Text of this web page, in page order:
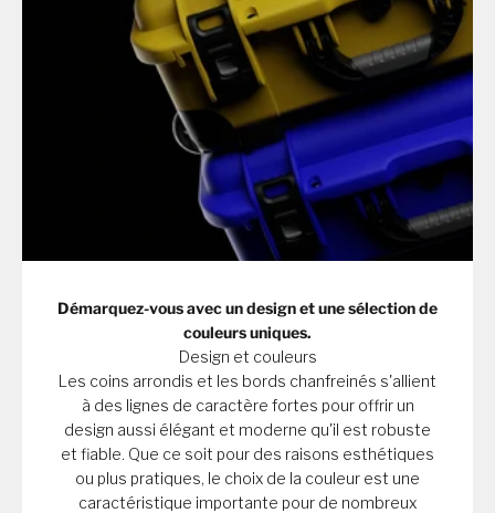
Démarquez-vous avec un design et une sélection de
couleurs uniques.
Design et couleurs
Les coins arrondis et les bords chanfreinés s'allient
à des lignes de caractère fortes pour offrir un
design aussi élégant et moderne qu'il est robuste
et fiable. Que ce soit pour des raisons esthétiques
ou plus pratiques, le choix de la couleur est une
caractéristique importante pour de nombreux